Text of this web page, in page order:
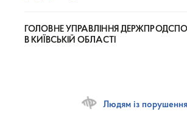
ГОЛОВНЕ УПРАВЛІННЯ
В КИЇВСЬКІЙ ОБЛАСТІ
Людям із